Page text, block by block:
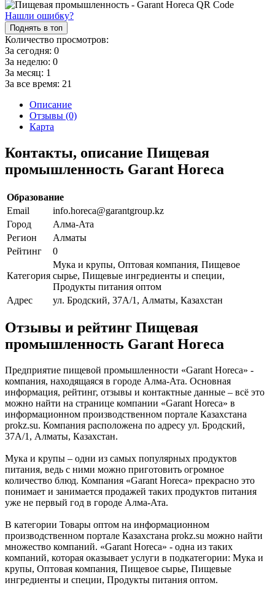
Нашли ошибку?
Поднять в топ
Количество просмотров:
За сегодня: 0
За неделю: 0
За месяц: 1
За все время: 21
Описание
Отзывы (0)
Карта
Контакты, описание Пищевая
промышленность Garant Horeca
Образование
Email
info.horeca@garantgroup.kz
Город
Алма-Ата
Регион
Алматы
Рейтинг
0
Категория
Мука и крупы, Оптовая компания, Пищевое
сырье, Пищевые ингредиенты и специи,
Продукты питания оптом
Адрес
ул. Бродский, 37А/1, Алматы, Казахстан
Отзывы и рейтинг Пищевая
промышленность Garant Horeca
Предприятие пищевой промышленности «Garant Horeca» -
компания, находящаяся в городе Алма-Ата. Основная
информация, рейтинг, отзывы и контактные данные – всё это
можно найти на странице компании «Garant Horeca» в
информационном производственном портале Казахстана
prokz.su. Компания расположена по адресу ул. Бродский,
37А/1, Алматы, Казахстан.
Мука и крупы – одни из самых популярных продуктов
питания, ведь с ними можно приготовить огромное
количество блюд. Компания «Garant Horeca» прекрасно это
понимает и занимается продажей таких продуктов питания
уже не первый год в городе Алма-Ата.
В категории Товары оптом на информационном
производственном портале Казахстана prokz.su можно найти
множество компаний. «Garant Horeca» - одна из таких
компаний, которая оказывает услуги в подкатегории: Мука и
крупы, Оптовая компания, Пищевое сырье, Пищевые
ингредиенты и специи, Продукты питания оптом.